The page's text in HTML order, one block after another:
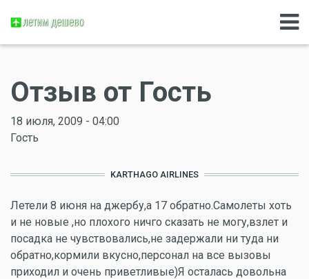
Отзыв от Гость
18 июля, 2009 - 04:00
Гость
KARTHAGO AIRLINES
Летели 8 июня на джербу,а 17 обратно.Самолеты хоть
и не новые ,но плохого ничго сказать не могу,взлет и
посадка не чувствовались,не задержали ни туда ни
обратно,кормили вкусно,персонал на все вызовы
приходил и очень приветливые)Я осталась довольна